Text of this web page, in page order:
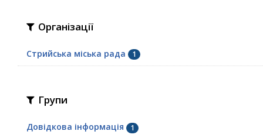
Організації
Стрийська міська рада 1
Групи
Довідкова інформація 1